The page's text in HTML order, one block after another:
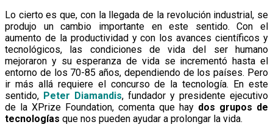
Lo cierto es que, con la llegada de la revolución industrial, se
produjo un cambio importante en este sentido. Con el
aumento de la productividad y con los avances científicos y
tecnológicos, las condiciones de vida del ser humano
mejoraron y su esperanza de vida se incrementó hasta el
entorno de los 70-85 años, dependiendo de los países. Pero
ir más allá requiere el concurso de la tecnología. En este
sentido, Peter Diamandis, fundador y presidente ejecutivo
de la XPrize Foundation, comenta que hay dos grupos de
tecnologías que nos pueden ayudar a prolongar la vida.